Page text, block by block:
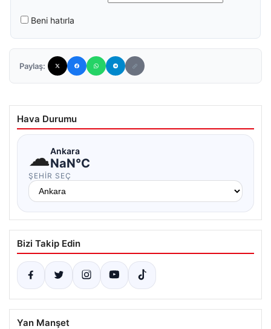
Beni hatırla
Paylaş:
Hava Durumu
☁Ankara
NaN°C
ŞEHIR SEÇ
Bizi Takip Edin
Yan Manşet